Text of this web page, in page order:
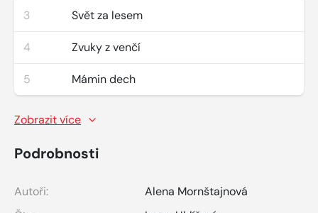
3 Svět za lesem
4 Zvuky z venčí
5 Mámin dech
Zobrazit více
Podrobnosti
Autoři:
Alena Mornštajnová